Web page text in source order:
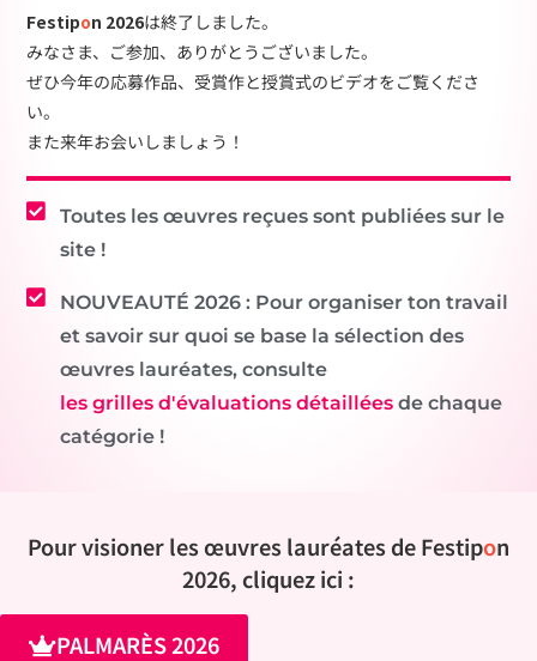
Festipon 2026は終了しました。
みなさま、ご参加、ありがとうございました。
ぜひ今年の応募作品、受賞作と授賞式のビデオをご覧くださ
い。
また来年お会いしましょう！
Toutes les œuvres reçues sont publiées sur le
site !
NOUVEAUTÉ 2026 : Pour organiser ton travail
et savoir sur quoi se base la sélection des
œuvres lauréates, consulte
les grilles d'évaluations détailléesde chaque
catégorie !
Pour visioner les œuvres lauréates de Festipon
2026, cliquez ici :
PALMARÈS 2026